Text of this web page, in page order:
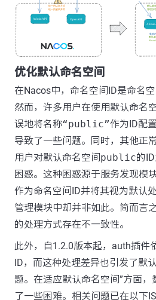
优化默认命名空间
在Nacos中，命名空间ID是命名空
然而，许多用户在使用默认命名
误地将名称“public”作为ID配
导致了一些问题。同时，其他正
用户对默认命名空间public的
困惑。这种困惑源于服务发现模
作为命名空间ID并将其视为默认
管理模块中却并非如此。简而言
的处理方式存在不一致性。
此外，自1.2.0版本起，auth插件
ID，而这种处理差异也引发了默
题。在适应默认命名空间”方面，
了一些困难。相关问题已在以下